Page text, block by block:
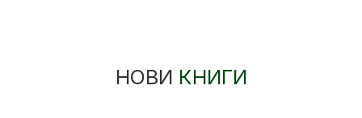
НОВИ КНИГИ